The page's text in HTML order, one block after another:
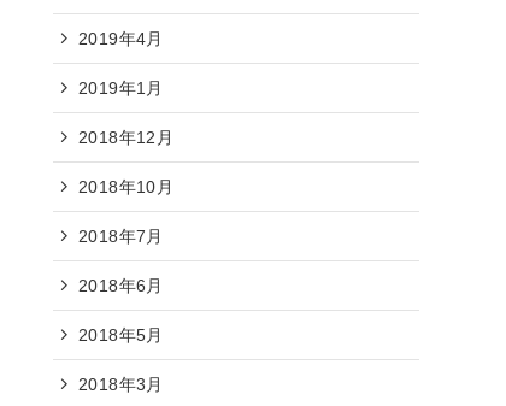
2019年4月
2019年1月
2018年12月
2018年10月
2018年7月
2018年6月
2018年5月
2018年3月